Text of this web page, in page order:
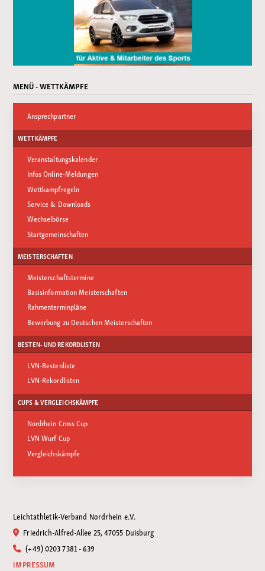
MENÜ - WETTKÄMPFE
Ansprechpartner
WETTKÄMPFE
Veranstaltungskalender
Infos Online-Meldungen
Wettkampfregeln
Service & Downloads
Wechselbörse
Startgemeinschaften
MEISTERSCHAFTEN
Meisterschaftstermine
Basisinformation Meisterschaften
Rahmenterminpläne
Bewerbung zu Deutschen Meisterschaften
BESTEN- UND REKORDLISTEN
LVN-Bestenliste
LVN-Rekordlisten
CUPS & VERGLEICHSKÄMPFE
Nordrhein Cross Cup
LVN Wurf Cup
Vergleichskämpfe
Leichtathletik-Verband Nordrhein e.V.
Friedrich-Alfred-Allee 25, 47055 Duisburg
(+49) 0203 7381 - 639
IMPRESSUM